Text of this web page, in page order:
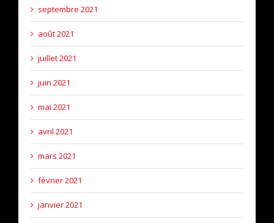
septembre 2021
août 2021
juillet 2021
juin 2021
mai 2021
avril 2021
mars 2021
février 2021
janvier 2021